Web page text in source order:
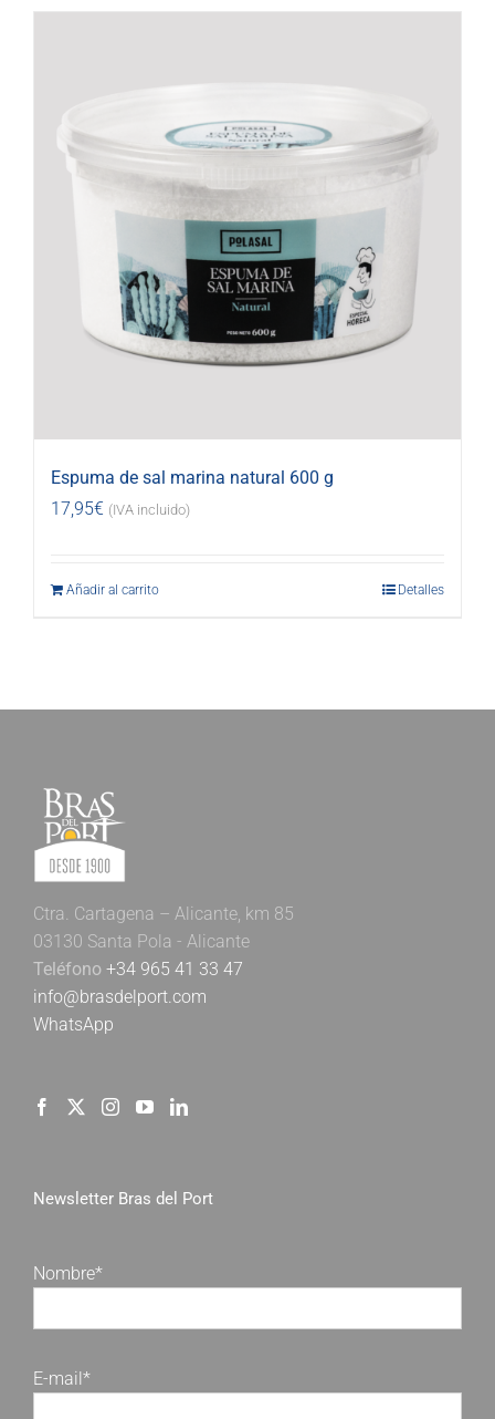
Espuma de sal marina natural 600 g
17,95€ (IVA incluido)
Añadir al carrito Detalles
Ctra. Cartagena – Alicante, km 85
03130 Santa Pola - Alicante
Teléfono +34 965 41 33 47
info@brasdelport.com
WhatsApp
Newsletter Bras del Port
Nombre*
E-mail*